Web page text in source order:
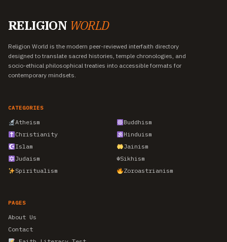
RELIGION WORLD
Religion World is the modern peer-reviewed interfaith directory
designed to translate sacred histories, temple chronologies, and
socio-ethical philosophical treaties into accessible formats for
contemporary mindsets.
CATEGORIES
Atheism
Buddhism
Christianity
Hinduism
Islam
Jainism
Judaism
☬Sikhism
Spiritualism
Zoroastrianism
PAGES
About Us
Contact